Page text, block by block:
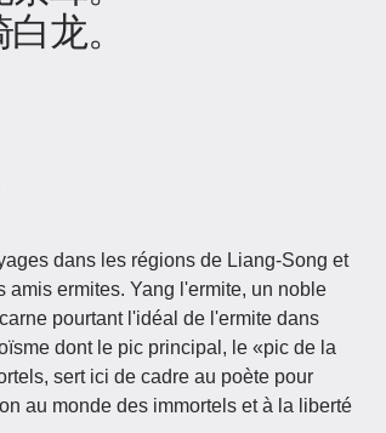
龙。
dans les régions de Liang-Song et
ermites. Yang l'ermite, un noble
pourtant l'idéal de l'ermite dans
dont le pic principal, le «pic de la
sert ici de cadre au poète pour
au monde des immortels et à la liberté